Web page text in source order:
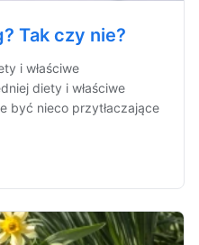
Tak czy nie?
i właściwe
diety i właściwe
być nieco przytłaczające